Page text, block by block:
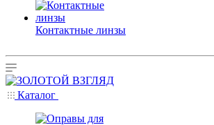
Контактные линзы
Каталог